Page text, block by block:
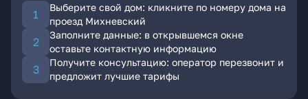
Выберите свой дом: кликните по номеру дома на
проезд Михневский
Заполните данные: в открывшемся окне
оставьте контактную информацию
Получите консультацию: оператор перезвонит и
предложит лучшие тарифы